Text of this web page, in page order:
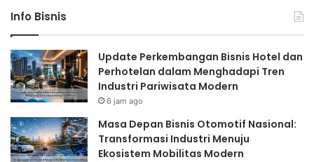
Info Bisnis
Update Perkembangan Bisnis Hotel dan
Perhotelan dalam Menghadapi Tren
Industri Pariwisata Modern
6 jam ago
Masa Depan Bisnis Otomotif Nasional:
Transformasi Industri Menuju
Ekosistem Mobilitas Modern